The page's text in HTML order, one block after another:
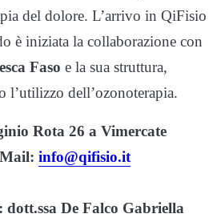
del dolore. L’arrivo in QiFisio
è iniziata la collaborazione con
Faso e la sua struttura,
l’utilizzo dell’ozonoterapia.
Rota 26 a Vimercate
info@qifisio.it
De Falco Gabriella